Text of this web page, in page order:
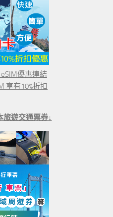
優惠連結
享有10%折扣
旅遊交通票券↓